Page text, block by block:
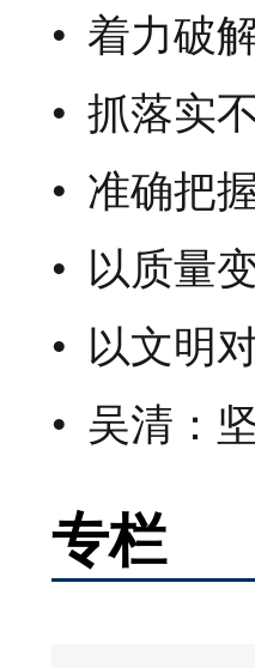
着力破
抓落实
准确把
以质量
以文明
吴清：
专栏